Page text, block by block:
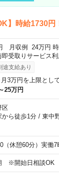
】時給1730円
月収例 24万円
受取りサービス利
途支給あり
月3万円を上限とし
25万円
区
から徒歩1分/ 東中
（休憩60分）実働7
※開始日相談OK